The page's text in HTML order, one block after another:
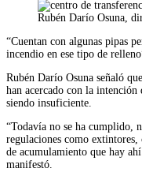
Rubén Darío Osuna,
“Cuentan con algunas pipas
incendio en ese tipo de
Rubén Darío Osuna señaló
han acercado con la
siendo insuficiente.
“Todavía no se ha cumplido,
regulaciones como
de acumulamiento que hay
manifestó.